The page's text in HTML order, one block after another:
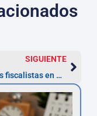
SIGUIENTE
Abogados fiscalistas en Getafe — Renta, inspecciones y plazos